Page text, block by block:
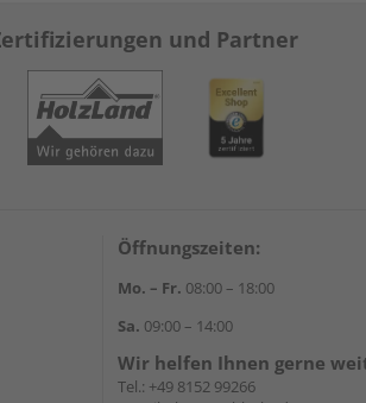
und Partner
Öffnungszeiten:
Mo. – Fr. 08:00 – 18:00
Sa. 09:00 – 14:00
Wir helfen Ihnen gerne
Tel.: +49 8152 99266